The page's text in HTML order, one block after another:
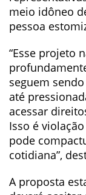
meio idôneo
pessoa
“Esse projeto
seguem
até
acessar
Isso é
pode
cotidiana”,
A proposta